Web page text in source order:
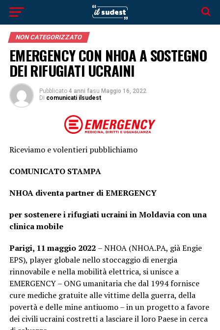
NON CATEGORIZZATO
EMERGENCY CON NHOA A SOSTEGNO
DEI RIFUGIATI UCRAINI
Pubblicato 4 anni fasu Maggio 16, 2022
Di comunicati ilsudest
Riceviamo e volentieri pubblichiamo
COMUNICATO STAMPA
NHOA diventa partner di EMERGENCY
per sostenere i rifugiati ucraini in Moldavia con una
clinica mobile
Parigi, 11 maggio 2022 – NHOA (NHOA.PA, già Engie
EPS), player globale nello stoccaggio di energia
rinnovabile e nella mobilità elettrica, si unisce a
EMERGENCY – ONG umanitaria che dal 1994 fornisce
cure mediche gratuite alle vittime della guerra, della
povertà e delle mine antiuomo – in un progetto a favore
dei civili ucraini costretti a lasciare il loro Paese in cerca